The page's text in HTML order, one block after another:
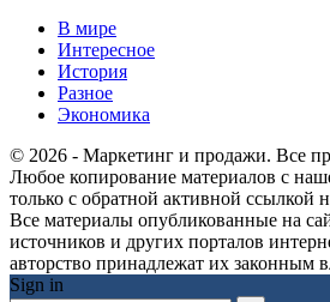
В мире
Интересное
История
Разное
Экономика
© 2026 - Маркетинг и продажи. Все
Любое копирование материалов с
только с обратной активной ссылкой
Все материалы опубликованные на
источников и других порталов
авторство принадлежат их законным
Sign in